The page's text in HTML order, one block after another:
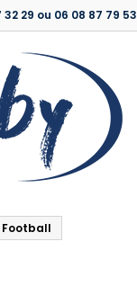
32 29 ou 06 08 87 79 53
Football